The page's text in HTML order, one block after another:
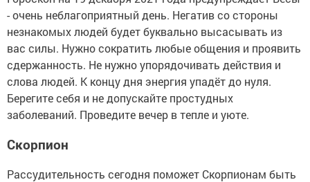
- очень неблагоприятный день. Негатив со стороны
незнакомых людей будет буквально высасывать из
вас силы. Нужно сократить любые общения и проявить
сдержанность. Не нужно упорядочивать действия и
слова людей. К концу дня энергия упадёт до нуля.
Берегите себя и не допускайте простудных
заболеваний. Проведите вечер в тепле и уюте.
Скорпион
Рассудительность сегодня поможет Скорпионам быть